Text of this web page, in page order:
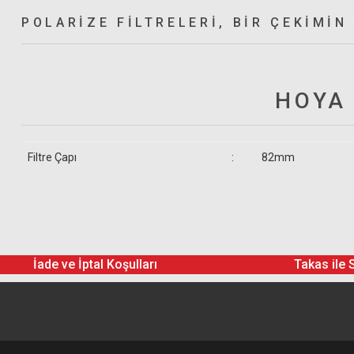
POLARIZE FILTRELERI, BIR ÇEKIMIN
Filtre Çapı : 82mm
İade ve İptal Koşulları Takas ile